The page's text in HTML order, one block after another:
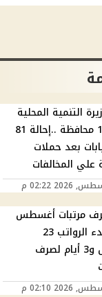
التنمية المحلية
تنفذ بـ11 محافظة ..إحالة 81
بعد حملات
علي المخالفات
مرتبات أغسطس
2026.. بدء الرواتب 23
أغسطس و3 أيام لصرف